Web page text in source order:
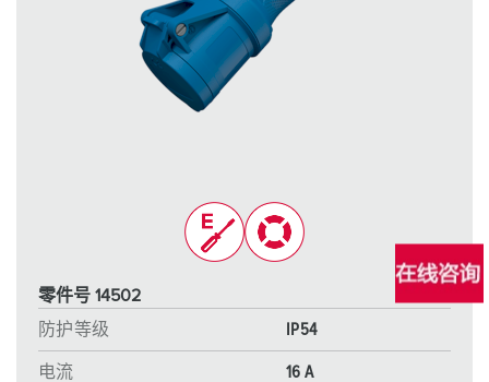
零件号 14502
防护等级
IP54
电流 16 A